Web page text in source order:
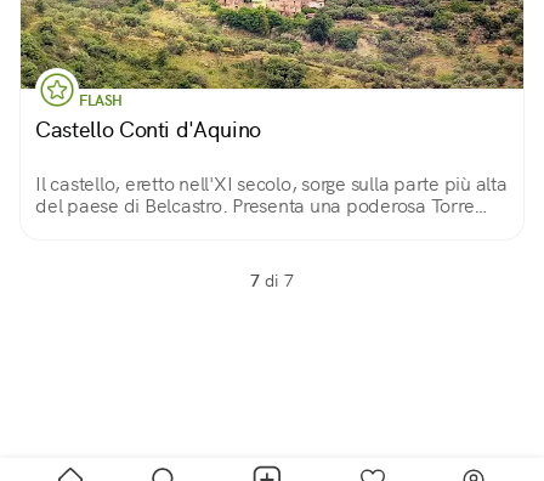
FLASH
Castello Conti d'Aquino
Il castello, eretto nell'XI secolo, sorge sulla parte più alta
del paese di Belcastro. Presenta una poderosa Torre
7 di 7